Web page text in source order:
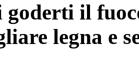
il
legna e